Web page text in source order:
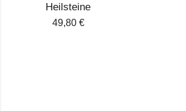
Heilsteine
49,80 €